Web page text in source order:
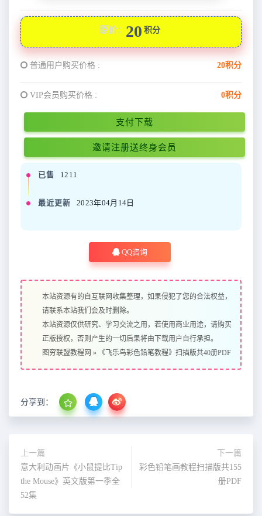
原价： 20 积分
普通用户购买价格 : 20积分
VIP会员购买价格 : 0积分
支付下载
邀请注册送终身会员
已售 1211
最近更新 2023年04月14日
QQ咨询
本站资源有的自互联网收集整理，如果侵犯了您的合法权益，
请联系本站我们会及时删除。
本站资源仅供研究、学习交流之用，若使用商业用途，请购买
正版授权，否则产生的一切后果将由下载用户自行承担。
图穷联盟教程网 » 《飞乐鸟彩色铅笔教程》扫描版共40册PDF
分享到：
上一篇
意大利动画片《小鼠提比Tip
the Mouse》英文版第一季全
52集
下一篇
彩色铅笔画教程扫描版共155
册PDF